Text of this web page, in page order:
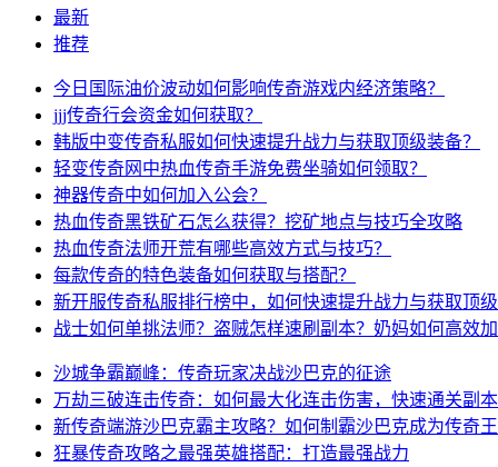
最新
推荐
今日国际油价波动如何影响传奇游戏内经济策略？
jjj传奇行会资金如何获取？
韩版中变传奇私服如何快速提升战力与获取顶级装备？
轻变传奇网中热血传奇手游免费坐骑如何领取？
神器传奇中如何加入公会？
热血传奇黑铁矿石怎么获得？挖矿地点与技巧全攻略
热血传奇法师开荒有哪些高效方式与技巧？
每款传奇的特色装备如何获取与搭配？
新开服传奇私服排行榜中，如何快速提升战力与获取顶级
战士如何单挑法师？盗贼怎样速刷副本？奶妈如何高效加
沙城争霸巅峰：传奇玩家决战沙巴克的征途
万劫三破连击传奇：如何最大化连击伤害，快速通关副本
新传奇端游沙巴克霸主攻略？如何制霸沙巴克成为传奇
狂暴传奇攻略之最强英雄搭配：打造最强战力